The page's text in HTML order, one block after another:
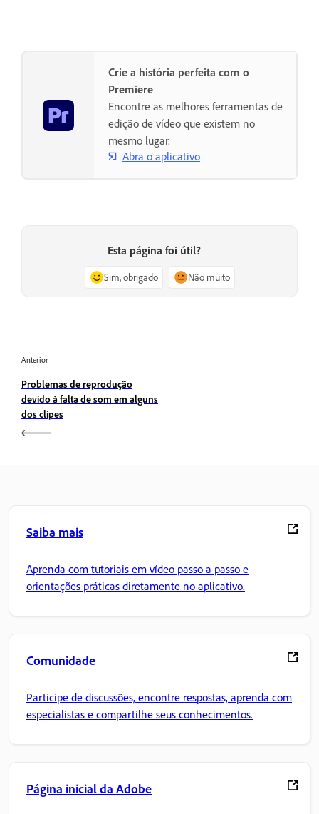
Crie a história perfeita com o
Premiere
Encontre as melhores ferramentas de
edição de vídeo que existem no
mesmo lugar.
Abra o aplicativo
Esta página foi útil?
Sim, obrigado Não muito
Anterior
Problemas de reprodução
devido à falta de som em alguns
dos clipes
Saiba mais
Aprenda com tutoriais em vídeo passo a passo e
orientações práticas diretamente no aplicativo.
Comunidade
Participe de discussões, encontre respostas, aprenda com
especialistas e compartilhe seus conhecimentos.
Página inicial da Adobe